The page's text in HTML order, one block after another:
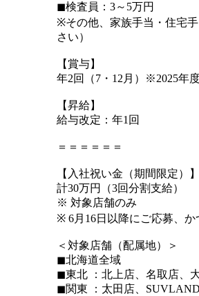
◼︎検査員：3～5万円
※その他、家族手当・住宅
さい）
【賞与】
年2回（7・12月）※2025年
【昇給】
給与改定：年1回
＝＝＝＝＝＝
【入社祝い金（期間限定）】
計30万円（3回分割支給）
※ 対象店舗のみ
※ 6月16日以降にご応募、
＜対象店舗（配属地）＞
◼︎北海道全域
◼︎東北 ：北上店、名取店、
◼︎関東 ：太田店、